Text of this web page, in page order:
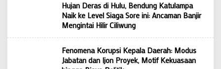
Hujan Deras di Hulu, Bendung Katulampa
Naik ke Level Siaga Sore ini: Ancaman Banjir
Mengintai Hilir Ciliwung
Fenomena Korupsi Kepala Daerah: Modus
Jabatan dan Ijon Proyek, Motif Kekuasaan